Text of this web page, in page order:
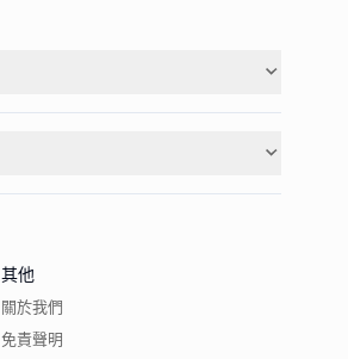
其他
關於我們
免責聲明